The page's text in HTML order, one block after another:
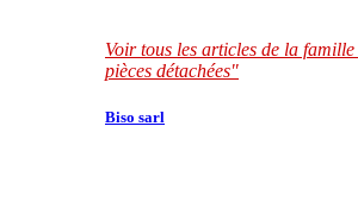
Voir tous les articles de la
pièces détachées"
Biso sarl